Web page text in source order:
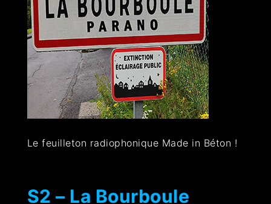
Le feuilleton radiophonique Made in Béton !
S2 – La Bourboule